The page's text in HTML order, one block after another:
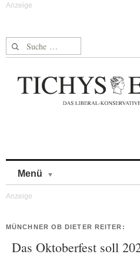
Suche nach:
Menü
MÜNCHNER OB DIETER REITER:
Das Oktoberfest soll